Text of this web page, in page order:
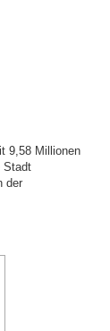
9,58 Millionen
Stadt
der